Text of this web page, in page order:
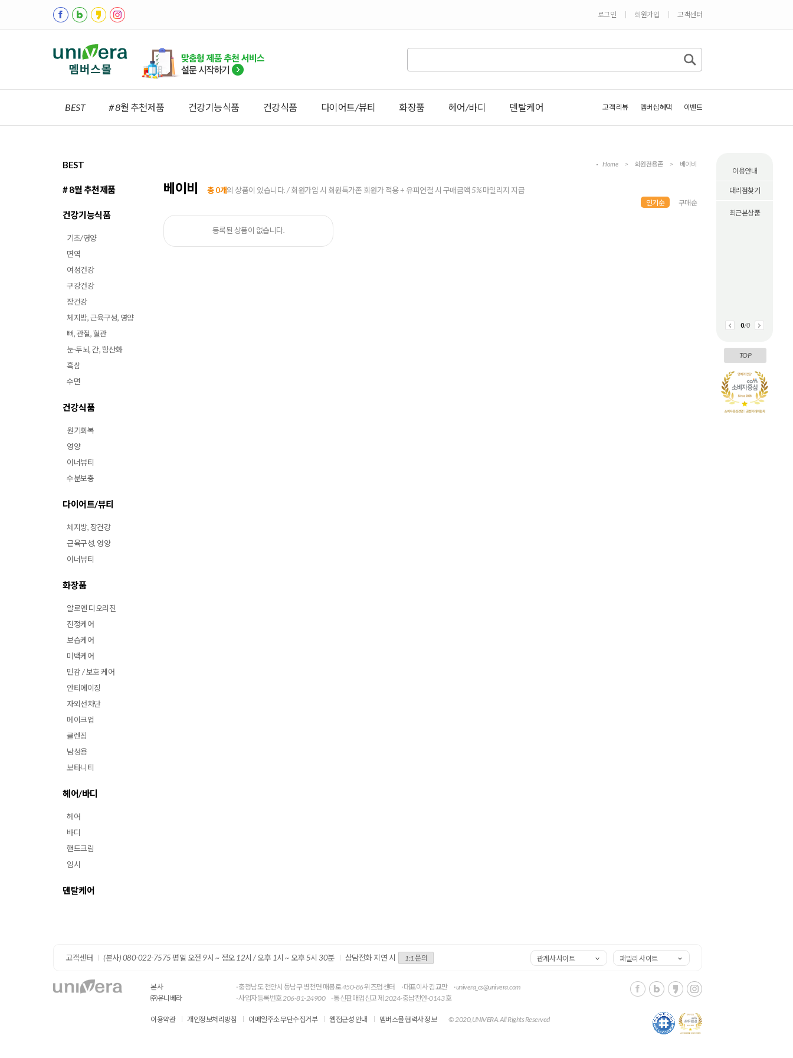
로그인 회원가입 고객센터
BEST # 8월 추천제품 건강기능식품 건강식품 다이어트/뷰티 화장품 헤어/바디 덴탈케어 고객 리뷰 멤버십 혜택 이벤트
BEST
# 8월 추천제품
건강기능식품
기초/영양
면역
여성건강
구강건강
장건강
체지방, 근육구성, 영양
뼈, 관절, 혈관
눈-두뇌, 간, 항산화
흑삼
수면
건강식품
원기회복
영양
이너뷰티
수분보충
다이어트/뷰티
체지방, 장건강
근육구성, 영양
이너뷰티
화장품
알로엔 디오리진
진정케어
보습케어
미백케어
민감 / 보호 케어
안티에이징
자외선차단
메이크업
클렌징
남성용
보타니티
헤어/바디
헤어
바디
핸드크림
임시
덴탈케어
Home > 회원전용존 > 베이비
베이비 총 0개의 상품이 있습니다./ 회원가입 시 회원특가존 회원가 적용 + 유피연결 시 구매금액 5% 마일리지 지급
인기순 구매순
등록된 상품이 없습니다.
이용안내
대리점찾기
최근본상품
0/0
TOP
고객센터 (본사) 080-022-7575 평일 오전 9시 ~ 정오 12시 / 오후 1시 ~ 오후 5시 30분 상담전화 지연 시 1:1 문의 관계사 사이트 패밀리 사이트
본사
㈜유니베라
· 충청남도 천안시 동남구 병천면 매봉로 450-86 위즈덤센터 · 대표이사 김교만
· univera_cs@univera.com
· 사업자등록번호 206-81-24900
· 통신판매업신고 제 2024-충남천안-0143 호
이용약관 개인정보처리방침 이메일주소 무단수집거부 웹접근성 안내 멤버스몰 협력사 정보 © 2020,UNIVERA. All Rights Reserved